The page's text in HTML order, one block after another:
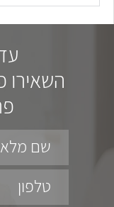
השאירו
שם מלא
טלפון